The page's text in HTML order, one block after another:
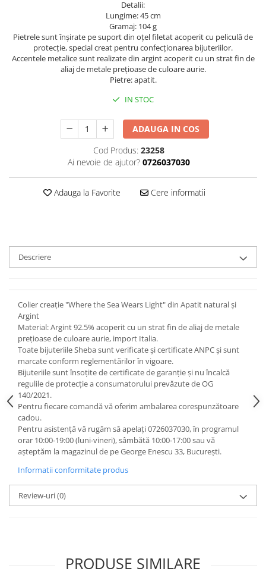
Detalii:
Lungime: 45 cm
Gramaj: 104 g
Pietrele sunt înșirate pe suport din oțel filetat acoperit cu peliculă de
protecție, special creat pentru confecționarea bijuteriilor.
Accentele metalice sunt realizate din argint acoperit cu un strat fin de
aliaj de metale prețioase de culoare aurie.
Pietre: apatit.
IN STOC
ADAUGA IN COS
Cod Produs: 23258
Ai nevoie de ajutor? 0726037030
Adauga la Favorite Cere informatii
Descriere
Colier creație "Where the Sea Wears Light" din Apatit natural și
Argint
Material: Argint 92.5% acoperit cu un strat fin de aliaj de metale
prețioase de culoare aurie, import Italia.
Toate bijuteriile Sheba sunt verificate şi certificate ANPC și sunt
marcate conform reglementărilor în vigoare.
Bijuteriile sunt însoţite de certificate de garanţie și nu încalcă
regulile de protecție a consumatorului prevăzute de OG
140/2021.
Pentru fiecare comandă vă oferim ambalarea corespunzătoare
cadou.
Pentru asistență vă rugăm să apelați 0726037030, în programul
orar 10:00‑19:00 (luni‑vineri), sâmbătă 10:00‑17:00 sau vă
așteptăm la magazinul de pe George Enescu 33, București.
Informatii conformitate produs
Review-uri(0)
PRODUSE SIMILARE